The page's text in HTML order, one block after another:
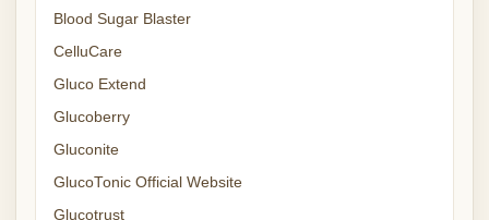
Blood Sugar Blaster
CelluCare
Gluco Extend
Glucoberry
Gluconite
GlucoTonic Official Website
Glucotrust